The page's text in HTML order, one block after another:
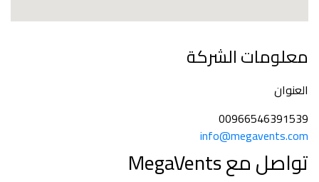
معلومات الشركة
العنوان
00966546391539
info@megavents.com
تواصل مع MegaVents